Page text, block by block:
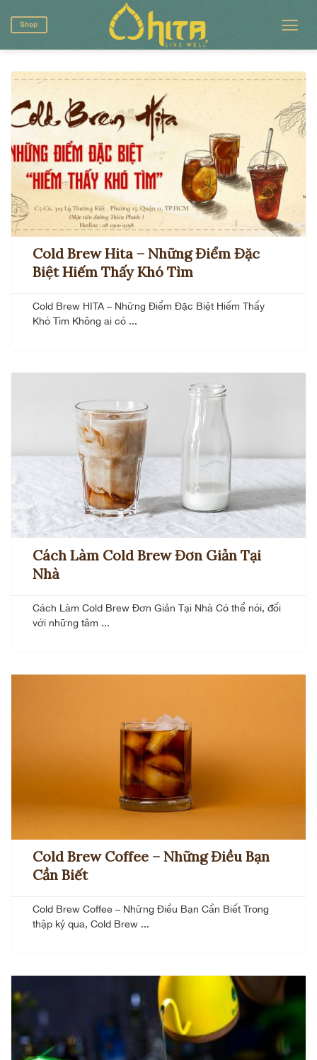
Skip
to
content
Shop
Cold Brew Hita – Những Điểm Đặc
Biệt Hiếm Thấy Khó Tìm
Cold Brew HITA – Những Điểm Đặc Biệt Hiếm Thấy
Khó Tìm Không ai có ...
Cách Làm Cold Brew Đơn Giản Tại
Nhà
Cách Làm Cold Brew Đơn Giản Tại Nhà Có thể nói, đối
với những tâm ...
Cold Brew Coffee – Những Điều Bạn
Cần Biết
Cold Brew Coffee – Những Điều Bạn Cần Biết Trong
thập kỷ qua, Cold Brew ...